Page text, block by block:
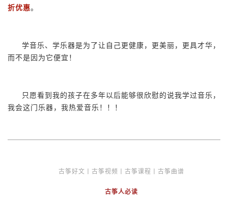
折优惠。
学音乐、学乐器是为了让自己更健康，更美丽，更具才华，
而不是因为它便宜！
只愿看到我的孩子在多年以后能够很欣慰的说我学过音乐，
我会这门乐器，我热爱音乐！！！
古筝好文丨古筝视频丨古筝课程丨古筝曲谱
古筝人必读